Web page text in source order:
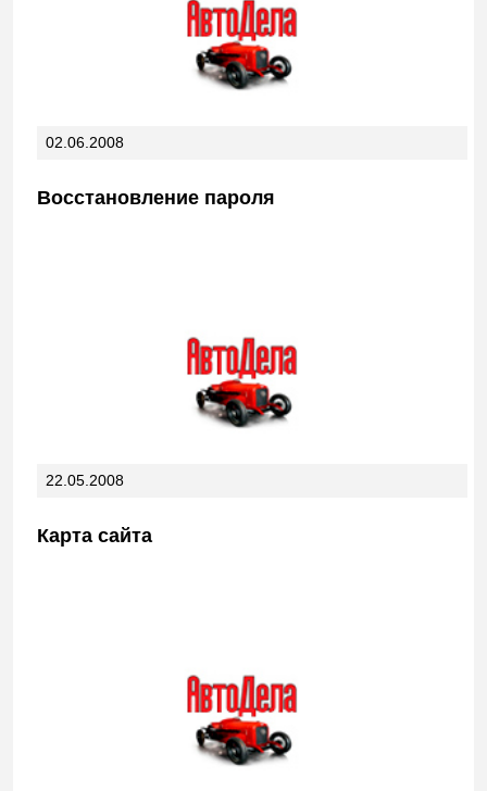
02.06.2008
Восстановление пароля
22.05.2008
Карта сайта